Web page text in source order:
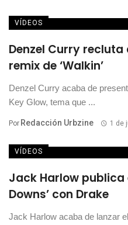
VÍDEOS
Denzel Curry recluta
remix de ‘Walkin’
Denzel Curry acaba de
Key Glow, tema que ...
Por Redacción Urbzine 1 de
VÍDEOS
Jack Harlow publica
Downs’ con Drake
Jack Harlow acaba de lanzar